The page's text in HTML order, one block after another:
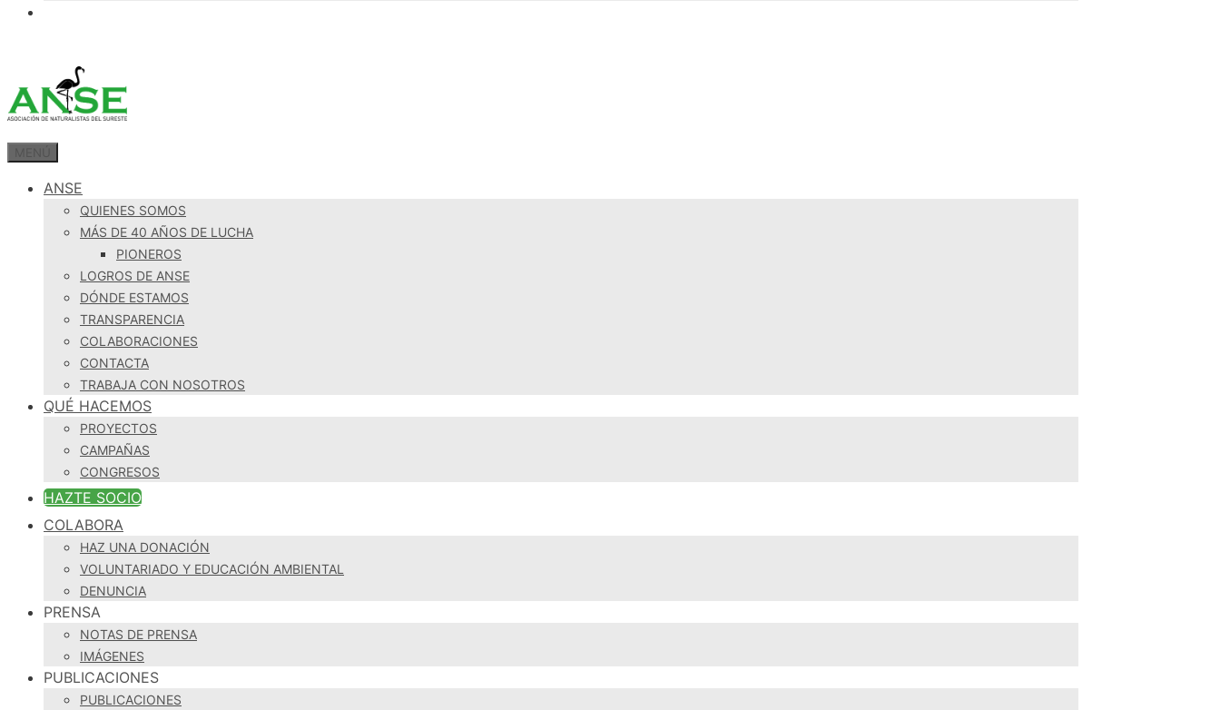
ANSE
QUIENES SOMOS
MÁS DE 40 AÑOS DE LUCHA
PIONEROS
LOGROS DE ANSE
DÓNDE ESTAMOS
TRANSPARENCIA
COLABORACIONES
CONTACTA
TRABAJA CON NOSOTROS
QUÉ HACEMOS
PROYECTOS
CAMPAÑAS
CONGRESOS
HAZTE SOCIO
COLABORA
HAZ UNA DONACIÓN
VOLUNTARIADO Y EDUCACIÓN AMBIENTAL
DENUNCIA
PRENSA
NOTAS DE PRENSA
IMÁGENES
PUBLICACIONES
PUBLICACIONES